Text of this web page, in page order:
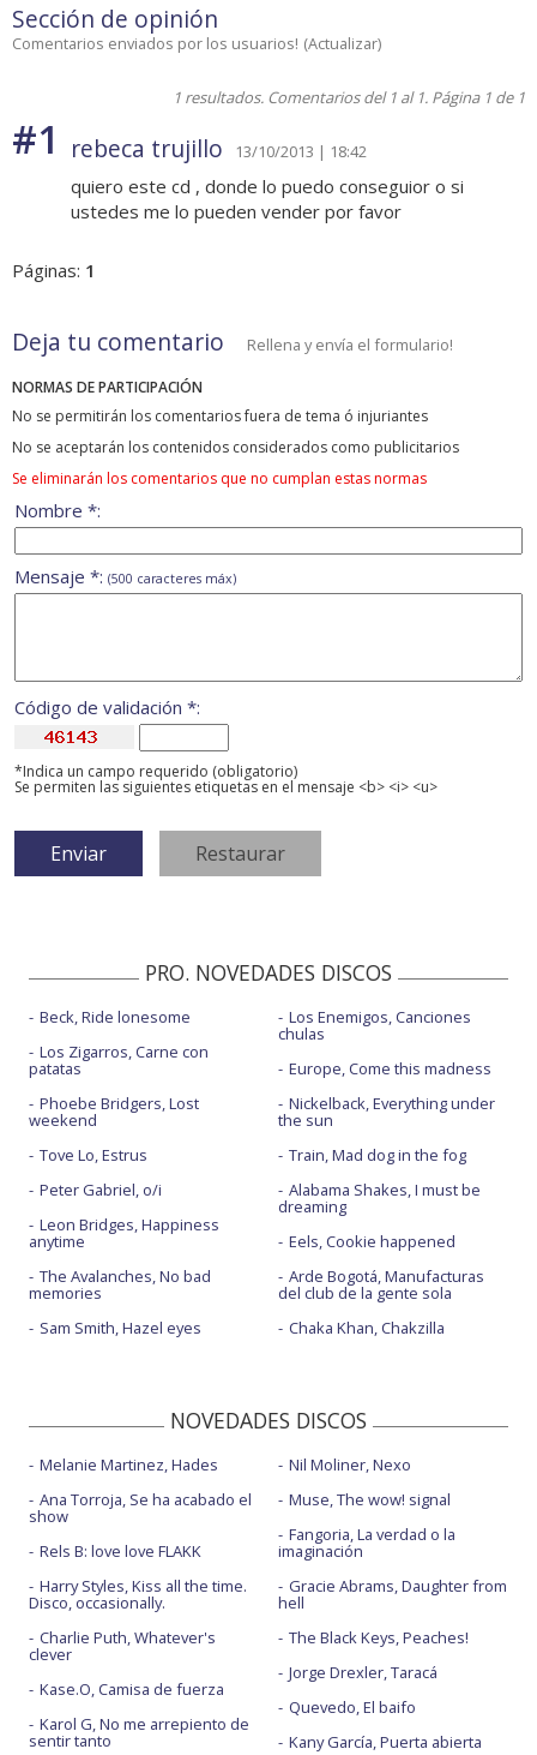
Sección de opinión
Comentarios enviados por los usuarios! (Actualizar)
1 resultados. Comentarios del 1 al 1. Página 1 de 1
#1 rebeca trujillo 13/10/2013 | 18:42
quiero este cd , donde lo puedo conseguior o si
ustedes me lo pueden vender por favor
Páginas: 1
Deja tu comentario Rellena y envía el formulario!
NORMAS DE PARTICIPACIÓN
No se permitirán los comentarios fuera de tema ó injuriantes
No se aceptarán los contenidos considerados como publicitarios
Se eliminarán los comentarios que no cumplan estas normas
Nombre *:
Mensaje *: (500 caracteres máx)
Código de validación *:
*Indica un campo requerido (obligatorio)
Se permiten las siguientes etiquetas en el mensaje <b> <i> <u>
PRO. NOVEDADES DISCOS
Beck, Ride lonesome
Los Zigarros, Carne con
patatas
Phoebe Bridgers, Lost
weekend
Tove Lo, Estrus
Peter Gabriel, o/i
Leon Bridges, Happiness
anytime
The Avalanches, No bad
memories
Sam Smith, Hazel eyes
Los Enemigos, Canciones
chulas
Europe, Come this madness
Nickelback, Everything under
the sun
Train, Mad dog in the fog
Alabama Shakes, I must be
dreaming
Eels, Cookie happened
Arde Bogotá, Manufacturas
del club de la gente sola
Chaka Khan, Chakzilla
NOVEDADES DISCOS
Melanie Martinez, Hades
Ana Torroja, Se ha acabado el
show
Rels B: love love FLAKK
Harry Styles, Kiss all the time.
Disco, occasionally.
Charlie Puth, Whatever's
clever
Kase.O, Camisa de fuerza
Karol G, No me arrepiento de
sentir tanto
Nil Moliner, Nexo
Muse, The wow! signal
Fangoria, La verdad o la
imaginación
Gracie Abrams, Daughter from
hell
The Black Keys, Peaches!
Jorge Drexler, Taracá
Quevedo, El baifo
Kany García, Puerta abierta